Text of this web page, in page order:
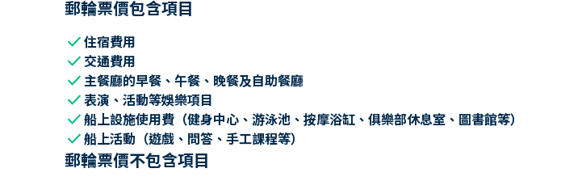
郵輪票價包含項目
check住宿費用
check 交通費用
check主餐廳的早餐、午餐、晚餐及自助餐廳
check表演、活動等娛樂項目
check船上設施使用費（健身中心、游泳池、按摩浴缸、俱樂部休息室、圖書館等）
check船上活動（遊戲、問答、手工課程等）
郵輪票價不包含項目